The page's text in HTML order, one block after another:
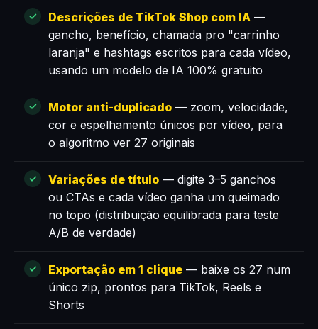
Descrições de TikTok Shop com IA —
gancho, benefício, chamada pro "carrinho
laranja" e hashtags escritos para cada vídeo,
usando um modelo de IA 100% gratuito
Motor anti-duplicado — zoom, velocidade,
cor e espelhamento únicos por vídeo, para
o algoritmo ver 27 originais
Variações de título — digite 3–5 ganchos
ou CTAs e cada vídeo ganha um queimado
no topo (distribuição equilibrada para teste
A/B de verdade)
Exportação em 1 clique — baixe os 27 num
único zip, prontos para TikTok, Reels e
Shorts